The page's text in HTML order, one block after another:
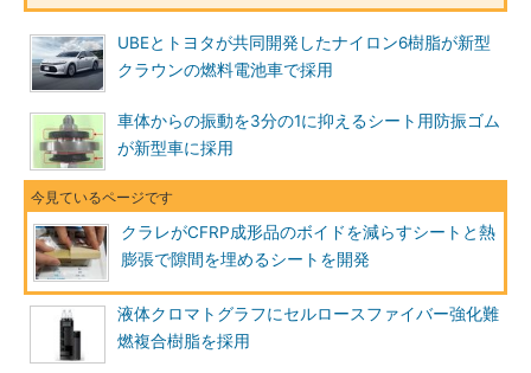
UBEとトヨタが共同開発したナイロン6樹脂が新型
クラウンの燃料電池車で採用
車体からの振動を3分の1に抑えるシート用防振ゴム
が新型車に採用
クラレがCFRP成形品のボイドを減らすシートと熱
膨張で隙間を埋めるシートを開発
液体クロマトグラフにセルロースファイバー強化難
燃複合樹脂を採用